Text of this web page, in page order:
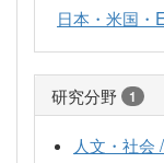
日本・米国・
研究分野 1
人文・社会